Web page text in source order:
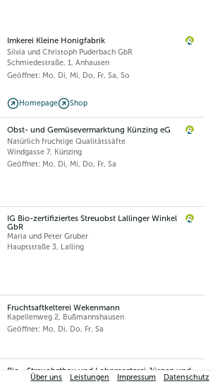
Imkerei Kleine Honigfabrik
Silvia und Christoph Puderbach GbR
Schmiedestraße, 1, Anhausen
Geöffnet: Mo, Di, Mi, Do, Fr, Sa, So
Homepage Shop
Obst- und Gemüsevermarktung Künzing eG
Natürlich fruchtige Qualitätssäfte
Windgasse 7, Künzing
Geöffnet: Mo, Di, Mi, Do, Fr, Sa
IG Bio-zertifiziertes Streuobst Lallinger Winkel
GbR
Maria und Peter Gruber
Hauptstraße 3, Lalling
Fruchtsaftkelterei Wekenmann
Kapellenweg 2, Bußmannshausen
Geöffnet: Mo, Di, Do, Fr, Sa
Bio - Streuobstbau und Lohnmosterei Jürgen und
Susanne Pompe
Über uns Leistungen Impressum Datenschutz